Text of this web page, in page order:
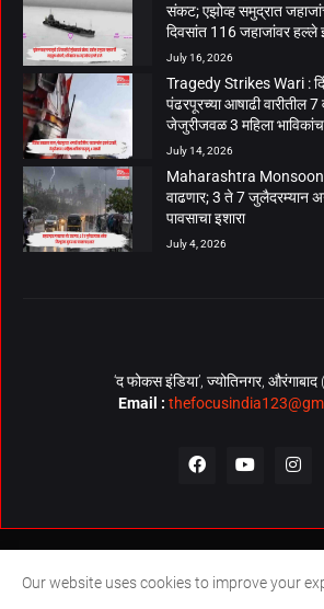
संकट; एझोव्ह समुद्रात
दिवसांत 116 जहाजांवर हल्ले
July 16, 2026
Tragedy Strikes Wari :
पंढरपूरच्या आषाढी वारीतील
जेजुरीजवळ 3 महिला
July 14, 2026
Maharashtra Monsoon :
वाढणार; 3 ते 7 जुलैदरम्यान
पावसाचा इशारा
July 4, 2026
‘द फोकस इंडिया’, ज्योतिनगर, औरंगाबाद
Email :
About Us Contact Us The
Our website uses cookies to improve your